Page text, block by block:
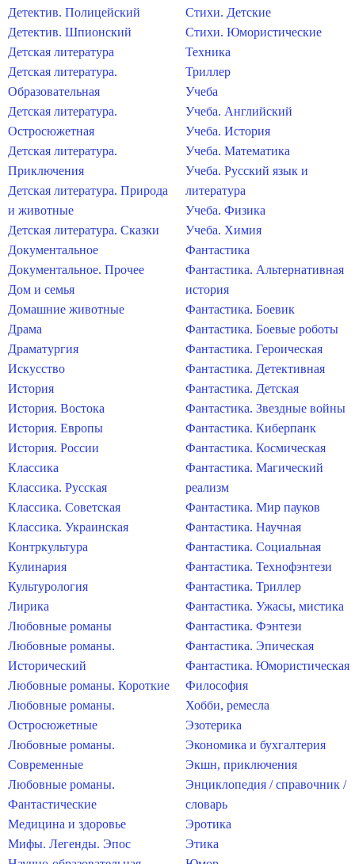
Детектив. Полицейский
Детектив. Шпионский
Детская литература
Детская литература.
Образовательная
Детская литература.
Остросюжетная
Детская литература.
Приключения
Детская литература. Природа
и животные
Детская литература. Сказки
Документальное
Документальное. Прочее
Дом и семья
Домашние животные
Драма
Драматургия
Искусство
История
История. Востока
История. Европы
История. России
Классика
Классика. Русская
Классика. Советская
Классика. Украинская
Контркультура
Кулинария
Культурология
Лирика
Любовные романы
Любовные романы.
Исторический
Любовные романы. Короткие
Любовные романы.
Остросюжетные
Любовные романы.
Современные
Любовные романы.
Фантастические
Медицина и здоровье
Мифы. Легенды. Эпос
Стихи. Детские
Стихи. Юмористические
Техника
Триллер
Учеба
Учеба. Английский
Учеба. История
Учеба. Математика
Учеба. Русский язык и
литература
Учеба. Физика
Учеба. Химия
Фантастика
Фантастика. Альтернативная
история
Фантастика. Боевик
Фантастика. Боевые роботы
Фантастика. Героическая
Фантастика. Детективная
Фантастика. Детская
Фантастика. Звездные войны
Фантастика. Киберпанк
Фантастика. Космическая
Фантастика. Магический
реализм
Фантастика. Мир пауков
Фантастика. Научная
Фантастика. Социальная
Фантастика. Технофэнтези
Фантастика. Триллер
Фантастика. Ужасы, мистика
Фантастика. Фэнтези
Фантастика. Эпическая
Фантастика. Юмористическая
Философия
Хобби, ремесла
Эзотерика
Экономика и бухгалтерия
Экшн, приключения
Энциклопедия / справочник /
словарь
Эротика
Этика